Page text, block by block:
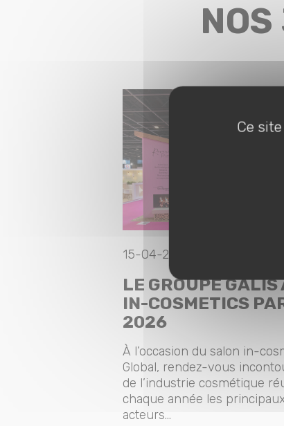
15-04-2026 |
LE GROUPE GALIS
IN-COSMETICS
2026
À l’occasion du salon in-
Global, rendez-vous
de l’industrie cosmétique
chaque année les
acteurs...
Ce